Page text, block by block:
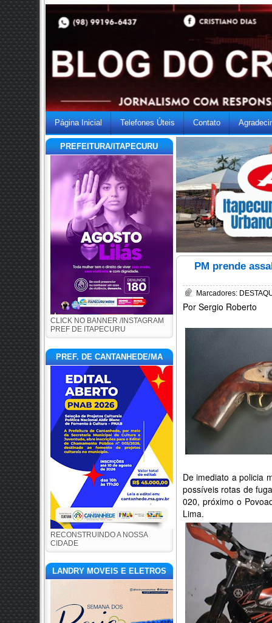
Página Inicial Telefones Úteis Contato
PREFEITURA/ITAPECURU
CLICK NO BANNER /INSTAGRAM
PREF DE ITAPECURU
PREF. DE CANTANHEDE/MA
RECONSTRUINDO A NOSSA
CIDADE
LANDRY MOVEIS E ELETROS
PM prende
Marcadores:
Por Sergio Roberto
De imediato a policia
possíveis rotas de
020, próximo o
Lima.